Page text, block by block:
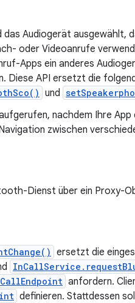
das Audiogerät ausgewählt,
oder Videoanrufe
Apps ein anderes
Diese API ersetzt die
und
nachdem Ihre
zwischen
Dienst über ein Proxy-
ersetzt die
CallEndpoint anfordern.
definieren. Stattdessen